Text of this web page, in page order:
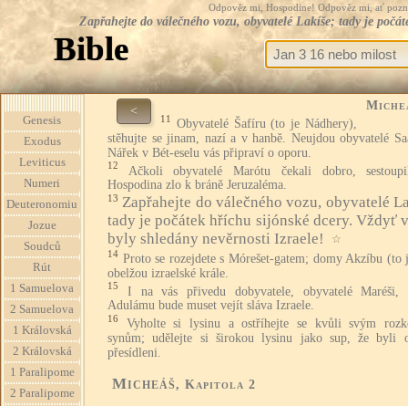
Odpověz mi, Hospodine! Odpověz mi, ať
Zapřahejte do válečného vozu, obyvatelé Lakíše; tady je
Bible
Genesis
Exodus
Leviticus
Numeri
Deuteronomiu
Jozue
Soudců
Rút
1 Samuelova
2 Samuelova
1 Královská
2 Královská
1 Paralipome
2 Paralipome
<
11
Obyvatelé Šafíru (to je Nádhery),
stěhujte se jinam, nazí a v hanbě. Neujdou obyvatelé
Nářek v Bét-eselu vás připraví o oporu.
12
Ačkoli obyvatelé Marótu čekali dobro,
Hospodina zlo k bráně Jeruzaléma.
13 Zapřahejte do válečného vozu, obyvatelé
tady je počátek hříchu sijónské dcery. Vždyť
byly shledány nevěrnosti Izraele!
☆
14 Proto se rozejdete s Mórešet-gatem; domy Akzíbu
obelžou izraelské krále.
15
I na vás přivedu dobyvatele, obyvatelé Maréši,
Adulámu bude muset vejít sláva Izraele.
16
Vyholte si lysinu a ostříhejte se kvůli svým
synům; udělejte si širokou lysinu jako sup, že byli
přesídleni.
Micheáš, Kapitola 2